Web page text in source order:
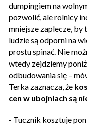
dumpingiem na
pozwolić, ale rolnicy
mniejsze zaplecze,
ludzie są odporni na
prostu spinać. Nie
wtedy zejdziemy
odbudowania się –
Terka zaznacza, że
cen w ubojniach są
- Tucznik kosztuje